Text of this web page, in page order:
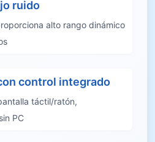
ruido
alto rango dinámico
control integrado
táctil/ratón,
PC